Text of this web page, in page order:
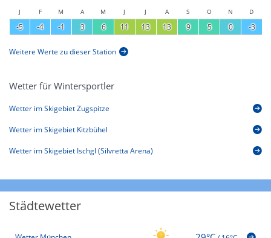
J F M A M J J A S O N D
-5 -4 -1 3 6 11 13 13 9 5 0 -3
Weitere Werte zu dieser Station
Wetter für Wintersportler
Wetter im Skigebiet Zugspitze
Wetter im Skigebiet Kitzbühel
Wetter im Skigebiet Ischgl (Silvretta Arena)
Städtewetter